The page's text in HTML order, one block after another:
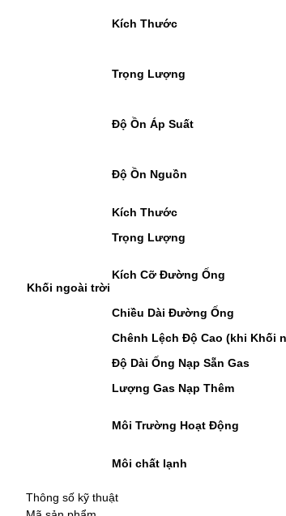
Kích Thước
Trọng Lượng
Khối ngoài trời
Độ Ồn Áp Suất
Độ Ồn Nguồn
Kích Thước
Trọng Lượng
Kích Cỡ Đường Ống
Chiều Dài Đường Ống
Chênh Lệch Độ Cao (khi Khối
Độ Dài Ống Nạp Sẵn Gas
Lượng Gas Nạp Thêm
Môi Trường Hoạt Động
Môi chất lạnh
Thông số kỹ thuật